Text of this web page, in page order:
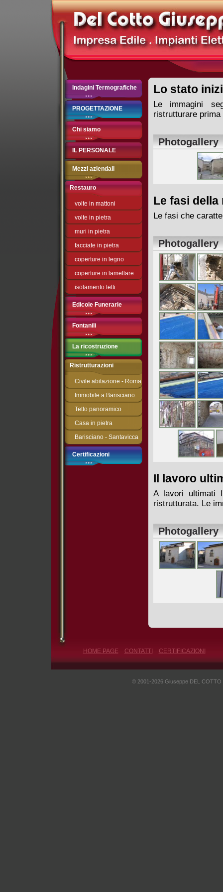
Indagini Termografiche
PROGETTAZIONE
Chi siamo
IL PERSONALE
Mezzi aziendali
Restauro
volte in mattoni
volte in pietra
muri in pietra
facciate in pietra
coperture in legno
coperture in lamellare
isolamento tetti
Edicole Funerarie
Fontanili
La ricostruzione
Ristrutturazioni
Civile abitazione - Roma
Immobile a Barisciano
Tetto panoramico
Casa in pietra
Barisciano - Santavicca
Certificazioni
Lo stato
Le immagini
ristrutturare
Photogallery
Le fasi
Le fasi che
Photogallery
Il lavoro
A lavori ultimati
ristrutturata. Le
Photogallery
HOME PAGE CONTATTI CERTIFICAZIONI
© 2001-2026 Giuseppe DEL